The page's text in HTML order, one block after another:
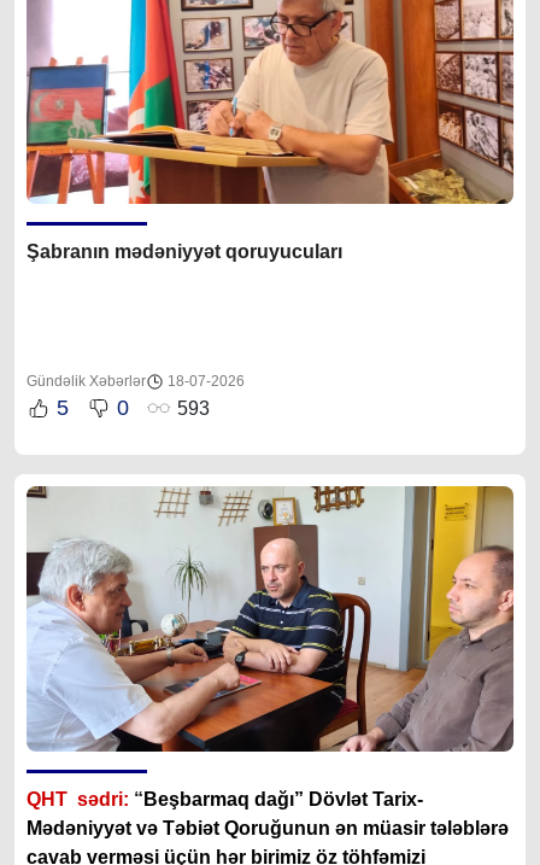
Şabranın mədəniyyət qoruyucuları
Gündəlik Xəbərlər 18-07-2026
5 0 593
QHT sədri: “ Beşbarmaq dağı” Dövlət Tarix-
Mədəniyyət və Təbiət Qoruğunun ən müasir tələblərə
cavab verməsi üçün hər birimiz öz töhfəmizi